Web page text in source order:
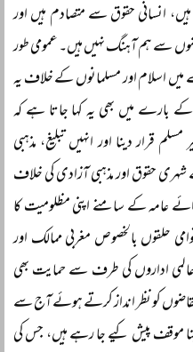
انسانی حقوق سے متصادم ہیں اور
سے ہم آہنگ نہیں ہیں۔ عمومی طور
میں اسلام اور مسلمانوں کے خلاف یہ
کے بارے میں بھی یہ کہا جاتا ہے کہ
قرار دینا اور انہیں تبلیغ، مذہبی
حقوق اور مذہبی آزادی کی خلاف
عامہ کے سامنے اپنی مظلومیت کا
حلقوں بالخصوص مغربی ممالک اور
اداروں کی طرف سے حمایت بھی
کو نظر انداز کرتے ہوئے آج سے
موقف پیش کیے جا رہے ہیں، جس کی